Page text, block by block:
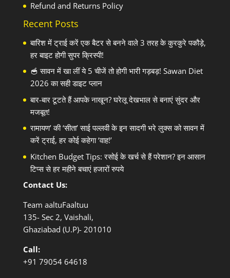
Refund and Returns Policy
Recent Posts
बारिश में ट्राई करें एक बैटर से बनने वाले 3 तरह के कुरकुरे पकौड़े,
हर बाइट होगी सुपर क्रिस्पी!
🥣 सावन में खा लीं ये 5 चीजें तो होगी भारी गड़बड़! Sawan Diet
2026 का सही डाइट प्लान
बार-बार टूटते हैं आपके नाखून? घरेलू देखभाल से बनाएं सुंदर और
मजबूत!
रामायण’ की ‘सीता’ साई पल्लवी के इन सादगी भरे लुक्स को सावन में
करें ट्राई, हर कोई कहेगा ‘वाह!’
Kitchen Budget Tips: रसोई के खर्च से हैं परेशान? इन आसान
टिप्स से हर महीने बचाएं हजारों रुपये
Contact Us:
Team aaltuFaaltuu
135- Sec 2, Vaishali,
Ghaziabad (U.P)- 201010
Call:
+91 79054 64618